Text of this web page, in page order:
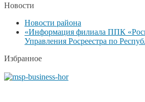
Новости
Новости района
«Информация филиала ППК
Управления Росреестра по
Избранное